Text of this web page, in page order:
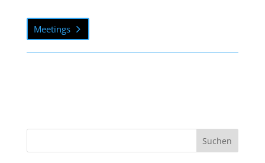
Meetings